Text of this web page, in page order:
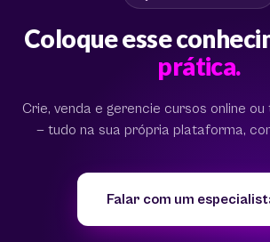
Coloque esse
prática.
Crie, venda e gerencie cursos online
— tudo na sua própria plataforma,
Falar com um